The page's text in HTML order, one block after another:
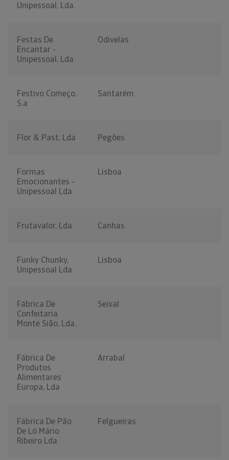
Unipessoal, Lda.
Festas De
Encantar -
Unipessoal, Lda
Odivelas
Festivo Começo,
S.a
Santarém
Flor & Past, Lda Pegões
Formas
Emocionantes -
Unipessoal Lda
Lisboa
Frutavalor, Lda Canhas
Funky Chunky,
Unipessoal Lda
Lisboa
Fábrica De
Confeitaria
Monte Sião, Lda.
Seixal
Fábrica De
Produtos
Alimentares
Europa, Lda
Arrabal
Fábrica De Pão
De Ló Mário
Ribeiro Lda
Felgueiras